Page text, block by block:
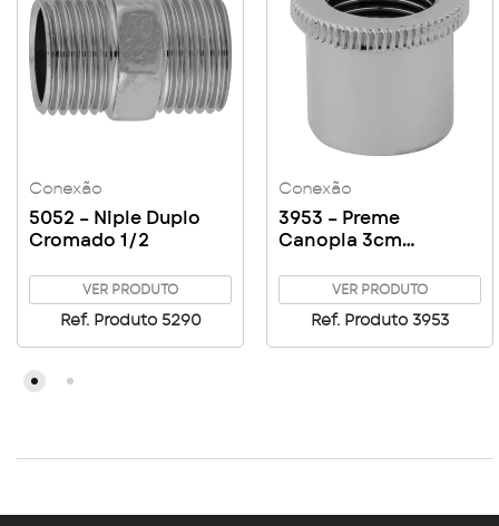
Conexão
5052 – Niple Duplo
Cromado 1/2
VER PRODUTO
Ref. Produto 5290
Conexão
3953 – Preme
Canopla 3cm
VER PRODUTO
Ref. Produto 3953